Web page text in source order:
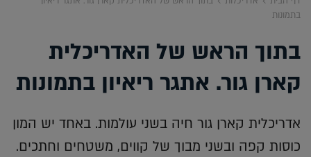
בתמונות
בתוך הראש של האדריכלית
קארן גור. אתגר ריאיון בתמונות
אדריכלית קארן גור חיה בשני עולמות. באחד יש המון
כוסות קפה ובשני מבוך של קווים, משטחים וחתכים.